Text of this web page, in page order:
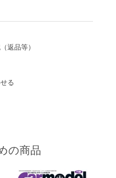
返品等）
る
の商品